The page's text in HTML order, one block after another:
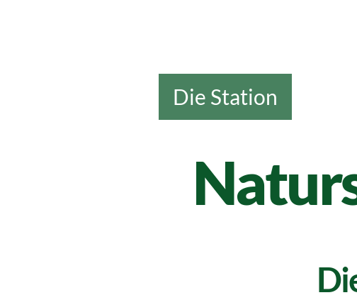
Die Station